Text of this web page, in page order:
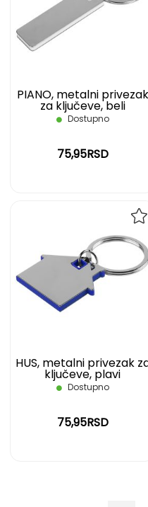
PIANO, metalni privezak
za ključeve, beli
Dostupno
75,95RSD
HUS, metalni privezak
ključeve, plavi
Dostupno
75,95RSD